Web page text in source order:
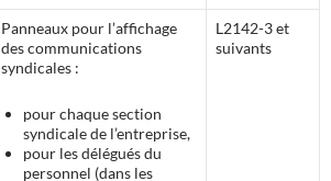
Panneaux pour l’affichage
des communications
syndicales :
pour chaque section
syndicale de l’entreprise,
pour les délégués du
personnel (dans les
L2142-3 et
suivants